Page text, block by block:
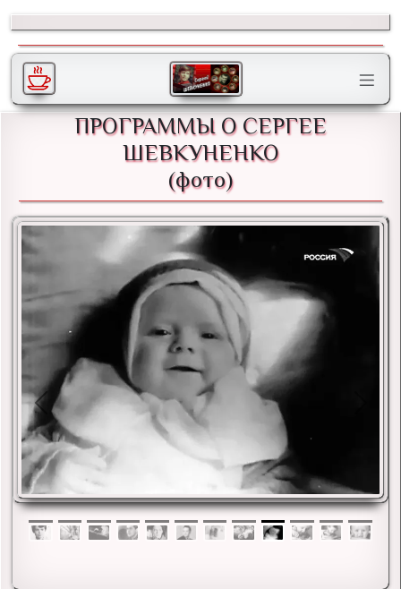
ПРОГРАММЫ О СЕРГЕЕ
ШЕВКУНЕНКО
(фото)
Previous